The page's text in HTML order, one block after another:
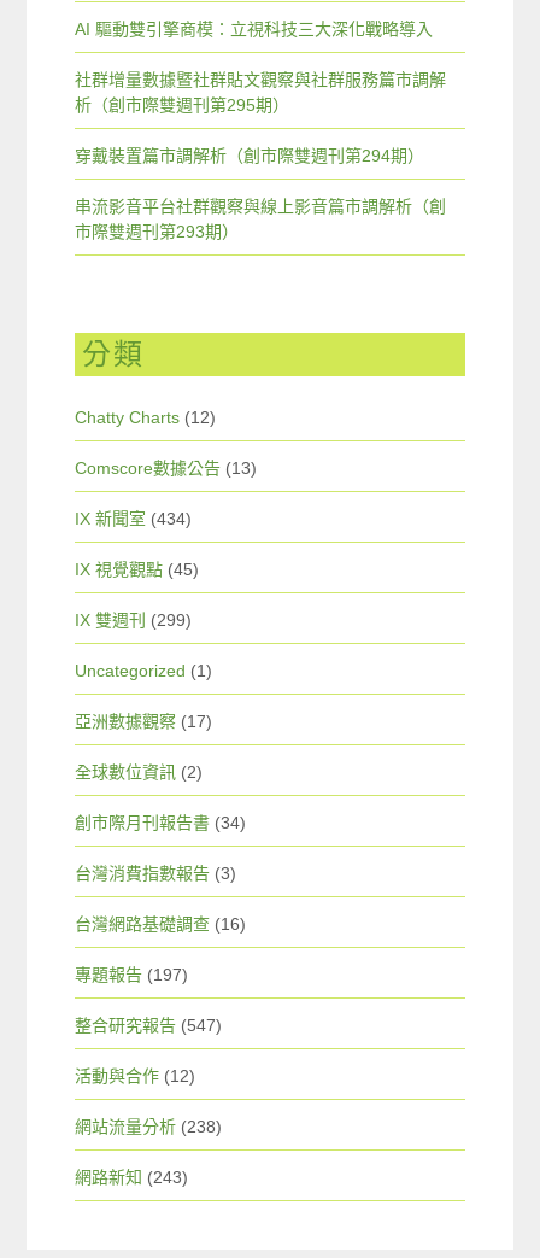
AI 驅動雙引擎商模：立視科技三大深化戰略導入
社群增量數據暨社群貼文觀察與社群服務篇市調解
析（創市際雙週刊第295期）
穿戴裝置篇市調解析（創市際雙週刊第294期）
串流影音平台社群觀察與線上影音篇市調解析（創
市際雙週刊第293期）
分類
Chatty Charts (12)
Comscore數據公告 (13)
IX 新聞室 (434)
IX 視覺觀點 (45)
IX 雙週刊 (299)
Uncategorized (1)
亞洲數據觀察 (17)
全球數位資訊 (2)
創市際月刊報告書 (34)
台灣消費指數報告 (3)
台灣網路基礎調查 (16)
專題報告 (197)
整合研究報告 (547)
活動與合作 (12)
網站流量分析 (238)
網路新知 (243)